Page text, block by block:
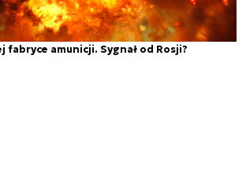
fabryce amunicji. Sygnał od Rosji?